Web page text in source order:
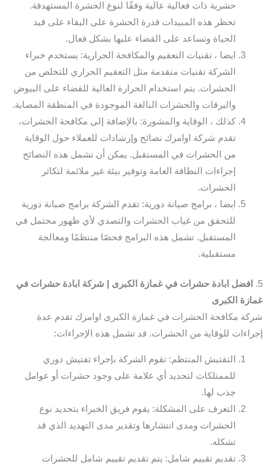
حشرية ذات فعالية عالية وفقًا لنوع الحشرة المستهدفة.
تحظر هذه المبيدات قدرة الحشرة على البقاء على قيد
الحياة وتساعد على القضاء عليها بشكل فعال.
ايضا ، تقنيات التعقيم والمكافحة الحرارية: يستخدم خبراء
الشركة تقنيات متقدمة مثل التعقيم الحراري للتخلص من
الحشرات. يتم استخدام الحرارة العالية للقضاء على البيوض
واليرقات والحشرات البالغة الموجودة في المنطقة المصابة.
كذلك ، الوقاية والمشورة: بالإضافة إلى مكافحة الحشرات،
تقدم شركة اوامرك نصائح وإرشادات للعملاء حول الوقاية
من الحشرات في المستقبل. يمكن أن تشمل هذه النصائح
إجراءات النظافة العامة وتوفير بيئة غير ملائمة لتكاثر
الحشرات.
ايضا ، برامج صيانة دورية: تقدم الشركة برامج صيانة دورية
للتحقق من غياب الحشرات والتصدي لأي ظهور محتمل في
المستقبل. تشمل هذه البرامج فحصًا منتظمًا ومعالجة
مستقبلية.
5.
افضل ابادة حشرات في غمازة الكبرى | شركة ابادة حشرات في
غمازة الكبرى
شركة مكافحة الحشرات في غمازة الكبرى اوامرك تقدم عدة
إجراءات للوقاية من الحشرات. قد تشمل هذه الإجراءات:
التفتيش المنتظم: تقوم الشركة بإجراء تفتيش دوري
للممتلكات لتحديد أي علامة على وجود حشرات أو عوامل
جذب لها.
التعرف على المشكلة: يقوم فريق الخبراء بتحديد نوع
الحشرات ومدى انتشارها وتقدير مدى التهديد الذي قد
تشكله.
تقديم تقييم شامل: يتم تقديم تقييم شامل للحشرات